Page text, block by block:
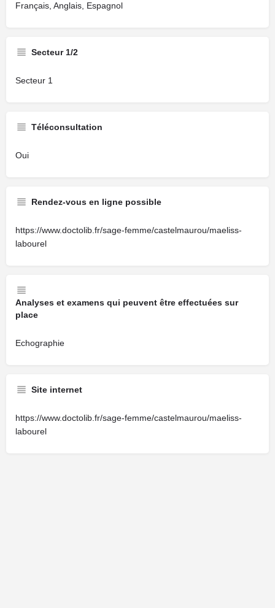
Français, Anglais, Espagnol
Secteur 1/2
Secteur 1
Téléconsultation
Oui
Rendez-vous en ligne possible
https://www.doctolib.fr/sage-femme/castelmaurou/maeliss-
labourel
Analyses et examens qui peuvent être effectuées sur
place
Echographie
Site internet
https://www.doctolib.fr/sage-femme/castelmaurou/maeliss-
labourel